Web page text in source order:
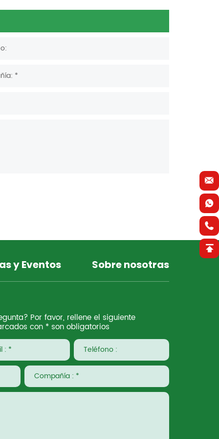
y Eventos Sobre nosotras
Por favor, rellene el siguiente
con * son obligatorios